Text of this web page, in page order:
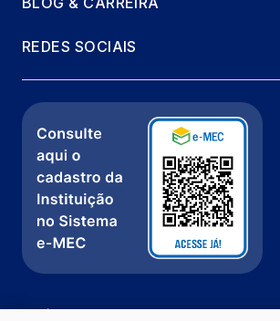
REDES SOCIAIS
Política de Privacidade